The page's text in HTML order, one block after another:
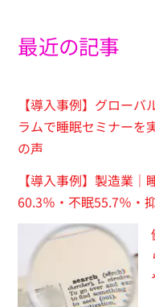
最近の記事
【導入事例】グロー
ラムで睡眠セミナーを
の声
【導入事例】製造業
60.3％・不眠55.7％・